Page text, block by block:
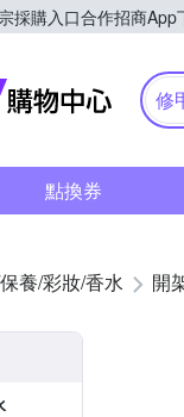
採購入口合作招商App
Yahoo
修
點換券
養/彩妝/香水 開